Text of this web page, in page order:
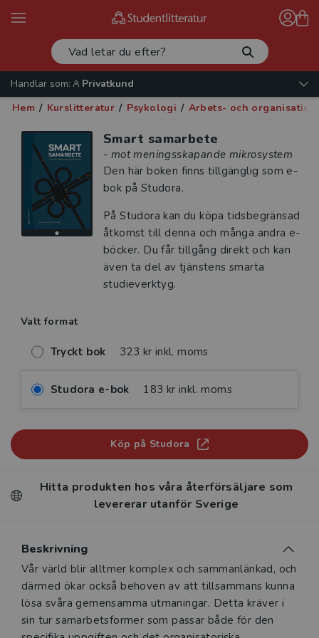
Handlar som:
Privatkund
Hem / Kurslitteratur / Psykologi / Arbets- och
Smart samarbete
- mot meningsskapande mikrosystem
Den här boken finns tillgänglig som e-
bok på Studora.
På Studora kan du köpa tidsbegränsad
åtkomst till denna och många andra e-
böcker. Du får tillgång direkt och kan
även ta del av tjänstens smarta
studieverktyg.
Valt format
Tryckt bok 323 kr inkl. moms
Studora e-bok 183 kr inkl. moms
Köp på Studora
Hitta produkten hos våra återförsäljare som
levererar utanför Sverige
Beskrivning
Beskrivning
Vår värld blir alltmer komplex och sammanlänkad, och
därmed ökar också behoven av att tillsammans kunna
lösa svåra gemensamma utmaningar. Detta kräver i
sin tur samarbetsformer som passar både för den